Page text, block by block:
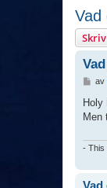
Vad
l
g
av
Holy
Men
- This